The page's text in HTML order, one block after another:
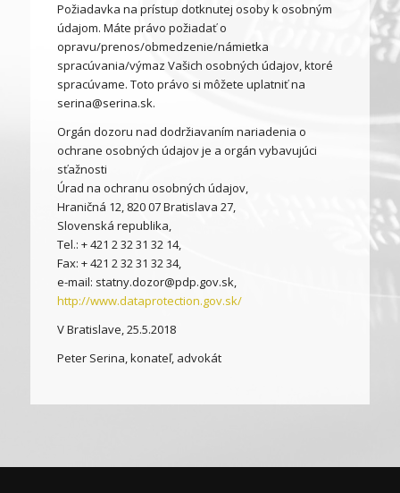
Požiadavka na prístup dotknutej osoby k osobným
údajom. Máte právo požiadať o
opravu/prenos/obmedzenie/námietka
spracúvania/výmaz Vašich osobných údajov, ktoré
spracúvame. Toto právo si môžete uplatniť na
serina@serina.sk.
Orgán dozoru nad dodržiavaním nariadenia o
ochrane osobných údajov je a orgán vybavujúci
sťažnosti
Úrad na ochranu osobných údajov,
Hraničná 12, 820 07 Bratislava 27,
Slovenská republika,
Tel.: + 421 2 32 31 32 14,
Fax: + 421 2 32 31 32 34,
e-mail: statny.dozor@pdp.gov.sk,
http://www.dataprotection.gov.sk/
V Bratislave, 25.5.2018
Peter Serina, konateľ, advokát